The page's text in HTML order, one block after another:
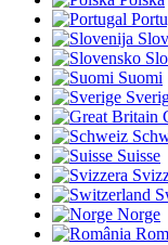
Suomi
Suisse
Norge